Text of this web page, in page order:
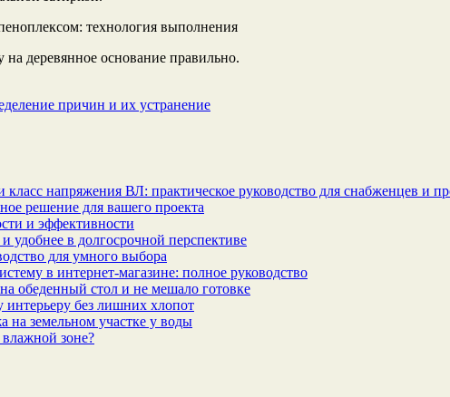
технология выполнения
на деревянное основание правильно.
причин и их устранение
напряжения ВЛ: практическое руководство для снабженцев и
решение для вашего проекта
и эффективности
удобнее в долгосрочной перспективе
для умного выбора
в интернет‑магазине: полное руководство
обеденный стол и не мешало готовке
без лишних хлопот
на земельном участке у воды
зоне?